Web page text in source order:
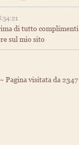
di tutto
sul mio sito
~ Pagina visitata da